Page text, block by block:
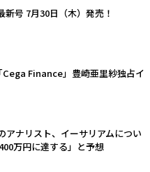
号 7月30日（木）発売！
Finance」豊崎亜里紗独占イ
アナリスト、イーサリアムについ
万円に達する」と予想